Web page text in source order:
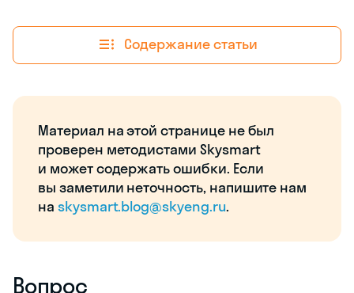
Содержание статьи
Материал на этой странице не был
проверен методистами Skysmart
и может содержать ошибки. Если
вы заметили неточность, напишите нам
на skysmart.blog@skyeng.ru.
Вопрос